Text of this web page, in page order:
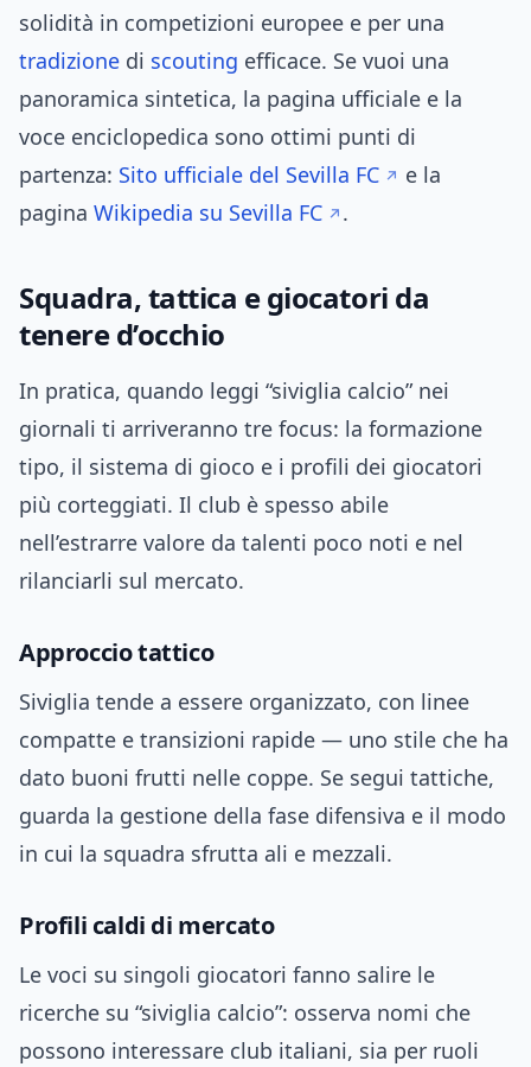
solidità in competizioni europee e per una
tradizione di scouting efficace. Se vuoi una
panoramica sintetica, la pagina ufficiale e la
voce enciclopedica sono ottimi punti di
partenza: Sito ufficiale del Sevilla FC
e la
pagina Wikipedia su Sevilla FC .
Squadra, tattica e giocatori da
tenere d’occhio
In pratica, quando leggi “siviglia calcio” nei
giornali ti arriveranno tre focus: la formazione
tipo, il sistema di gioco e i profili dei giocatori
più corteggiati. Il club è spesso abile
nell’estrarre valore da talenti poco noti e nel
rilanciarli sul mercato.
Approccio tattico
Siviglia tende a essere organizzato, con linee
compatte e transizioni rapide — uno stile che ha
dato buoni frutti nelle coppe. Se segui tattiche,
guarda la gestione della fase difensiva e il modo
in cui la squadra sfrutta ali e mezzali.
Profili caldi di mercato
Le voci su singoli giocatori fanno salire le
ricerche su “siviglia calcio”: osserva nomi che
possono interessare club italiani, sia per ruoli